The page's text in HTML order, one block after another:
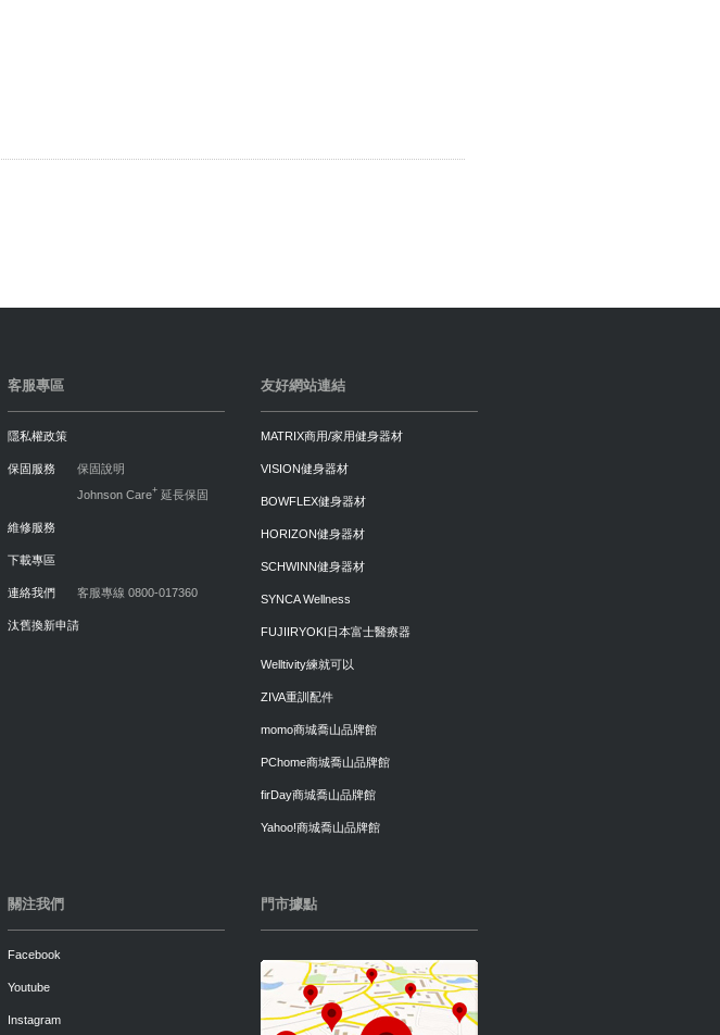
客服專區
隱私權政策
保固服務
保固說明
Johnson Care+ 延長保固
維修服務
下載專區
連絡我們 客服專線 0800-017360
汰舊換新申請
友好網站連結
MATRIX商用/家用健身器材
VISION健身器材
BOWFLEX健身器材
HORIZON健身器材
SCHWINN健身器材
SYNCA Wellness
FUJIIRYOKI日本富士醫療器
Welltivity練就可以
ZIVA重訓配件
momo商城喬山品牌館
PChome商城喬山品牌館
firDay商城喬山品牌館
Yahoo!商城喬山品牌館
關注我們
Facebook
Youtube
Instagram
門市據點